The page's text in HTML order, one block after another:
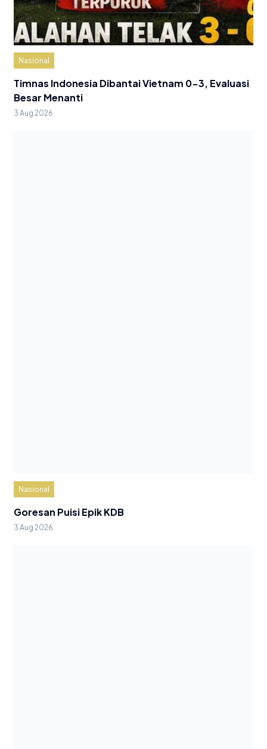
Nasional
Timnas Indonesia Dibantai Vietnam 0-3, Evaluasi
Besar Menanti
3 Aug 2026
Nasional
Goresan Puisi Epik KDB
3 Aug 2026